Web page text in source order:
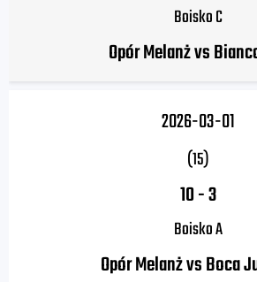
Boisko C
Opór Melanż vs
2026-03-01
(15)
10-3
Boisko A
Opór Melanż vs Boca